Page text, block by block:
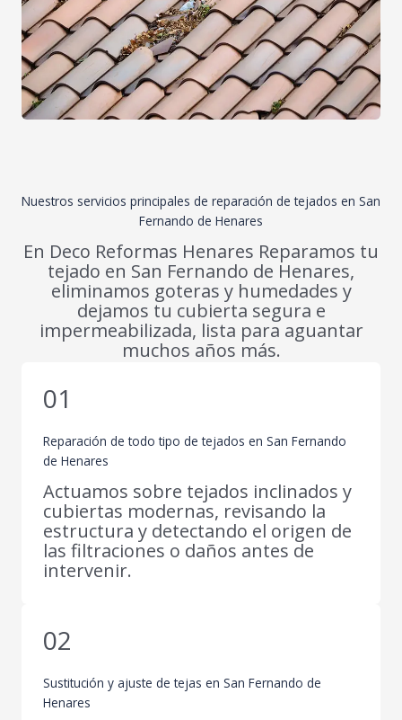
Nuestros servicios principales de reparación de tejados en San
Fernando de Henares
En Deco Reformas Henares Reparamos tu
tejado en San Fernando de Henares,
eliminamos goteras y humedades y
dejamos tu cubierta segura e
impermeabilizada, lista para aguantar
muchos años más.
01
Reparación de todo tipo de tejados en San Fernando
de Henares
Actuamos sobre tejados inclinados y
cubiertas modernas, revisando la
estructura y detectando el origen de
las filtraciones o daños antes de
intervenir.
02
Sustitución y ajuste de tejas en San Fernando de
Henares